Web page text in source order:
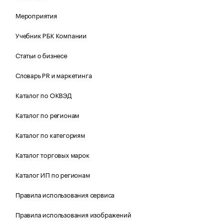
Мероприятия
Учебник РБК Компании
Статьи о бизнесе
Словарь PR и маркетинга
Каталог по ОКВЭД
Каталог по регионам
Каталог по категориям
Каталог торговых марок
Каталог ИП по регионам
Правила использования сервиса
Правила использования изображений